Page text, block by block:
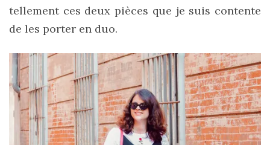
09/05/2026
tellement ces deux pièces que je suis contente
de les porter en duo.